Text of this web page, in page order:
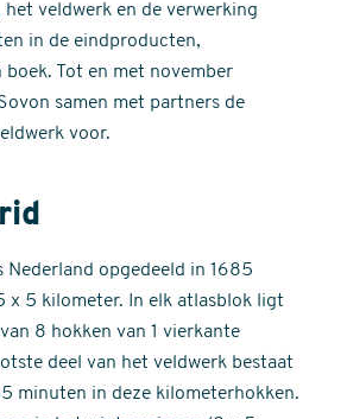
veldwerk en de verwerking
in de eindproducten,
boek. Tot en met november
samen met partners de
voor.
Nederland opgedeeld in 1685
x 5 kilometer. In elk atlasblok ligt
8 hokken van 1 vierkante
deel van het veldwerk bestaat
minuten in deze kilometerhokken.